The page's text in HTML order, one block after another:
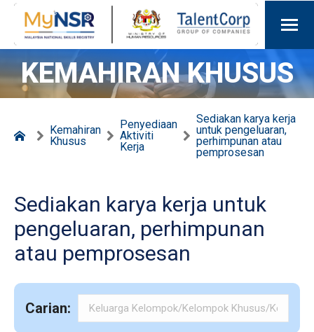
KEMAHIRAN KHUSUS
Kemahiran
Khusus
Penyediaan
Aktiviti
Kerja
Sediakan karya kerja
untuk pengeluaran,
perhimpunan atau
pemprosesan
Sediakan karya kerja untuk
pengeluaran, perhimpunan
atau pemprosesan
Carian: